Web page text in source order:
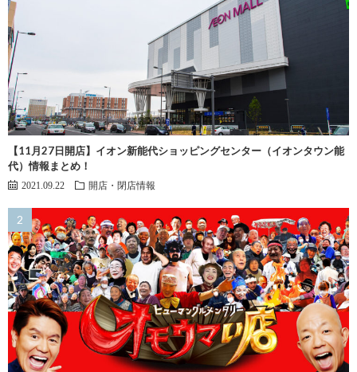
【11月27日開店】イオン新能代ショッピングセンター（イオンタウン能
代）情報まとめ！
2021.09.22 開店・閉店情報